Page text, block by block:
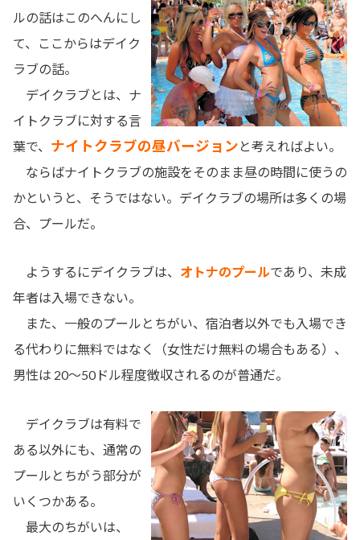
ルの話はこのへんにし
て、ここからはデイク
ラブの話。
デイクラブとは、ナ
イトクラブに対する言
葉で、 ナイトクラブの昼バージョン と考えればよい。
ならばナイトクラブの施設をそのまま昼の時間に使うの
かというと、そうではない。デイクラブの場所は多くの場
合、プールだ。
ようするにデイクラブは、 オトナのプールであり、未成
年者は入場できない。
また、一般のプールとちがい、宿泊者以外でも入場でき
る代わりに無料ではなく（女性だけ無料の場合もある）、
男性は 20～50ドル程度徴収されるのが普通だ。
デイクラブは有料で
ある以外にも、通常の
プールとちがう部分が
いくつかある。
最大のちがいは、